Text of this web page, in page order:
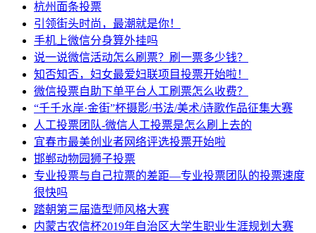
杭州面条投票
引领街头时尚，最潮就是你！
手机上微信分身算外挂吗
说一说微信活动怎么刷票？刷一票多少钱？
知否知否，妇女最爱妇联项目投票开始啦！
微信投票自助下单平台人工刷票怎么收费？
“千千水岸·金街”杯摄影/书法/美术/诗歌作品征集大赛
人工投票团队-微信人工投票是怎么刷上去的
宜春市最美创业者网络评选投票开始啦
邯郸动物园狮子投票
专业投票与自己拉票的差距—专业投票团队的投票速度
很快吗
踏朝第三届造型师风格大赛
内蒙古农信杯2019年自治区大学生职业生涯规划大赛